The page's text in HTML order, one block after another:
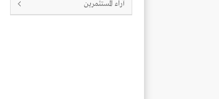
آراء المستثمرين